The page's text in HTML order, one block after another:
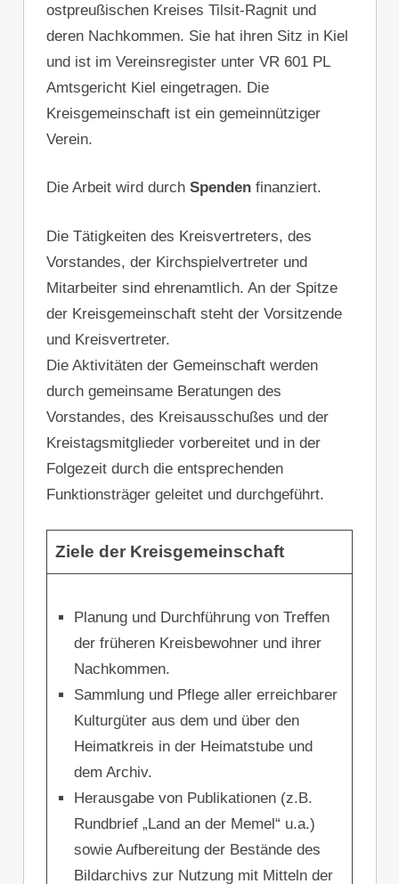
ostpreußischen Kreises Tilsit-Ragnit und
deren Nachkommen. Sie hat ihren Sitz in Kiel
und ist im Vereinsregister unter VR 601 PL
Amtsgericht Kiel eingetragen. Die
Kreisgemeinschaft ist ein gemeinnütziger
Verein.
Die Arbeit wird durch Spenden finanziert.
Die Tätigkeiten des Kreisvertreters, des
Vorstandes, der Kirchspielvertreter und
Mitarbeiter sind ehrenamtlich. An der Spitze
der Kreisgemeinschaft steht der Vorsitzende
und Kreisvertreter.
Die Aktivitäten der Gemeinschaft werden
durch gemeinsame Beratungen des
Vorstandes, des Kreisausschußes und der
Kreistagsmitglieder vorbereitet und in der
Folgezeit durch die entsprechenden
Funktionsträger geleitet und durchgeführt.
Ziele der Kreisgemeinschaft
Planung und Durchführung von Treffen
der früheren Kreisbewohner und ihrer
Nachkommen.
Sammlung und Pflege aller erreichbarer
Kulturgüter aus dem und über den
Heimatkreis in der Heimatstube und
dem Archiv.
Herausgabe von Publikationen (z.B.
Rundbrief „Land an der Memel“ u.a.)
sowie Aufbereitung der Bestände des
Bildarchivs zur Nutzung mit Mitteln der